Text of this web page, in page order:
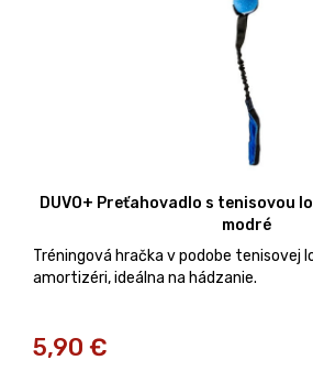
DUVO+ Preťahovadlo s tenisovou
modré
Tréningová hračka v podobe tenisovej
amortizéri, ideálna na hádzanie.
5,90 €